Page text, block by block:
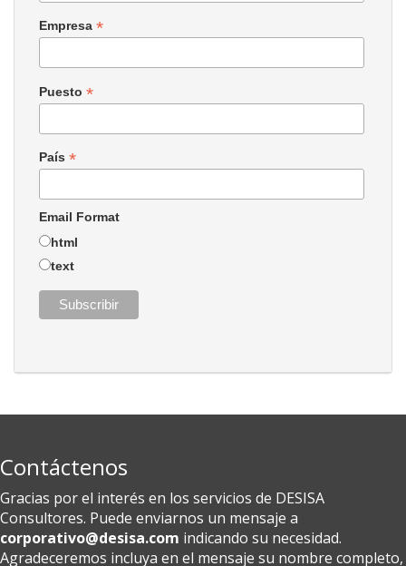
Empresa *
Puesto *
País *
Email Format
html
text
Contáctenos
Gracias por el interés en los servicios de DESISA
Consultores. Puede enviarnos un mensaje a
corporativo@desisa.com indicando su necesidad.
Agradeceremos incluya en el mensaje su nombre completo,